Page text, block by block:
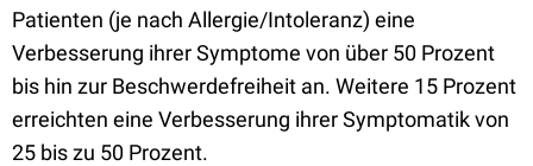
Patienten (je nach Allergie/Intoleranz) eine
Verbesserung ihrer Symptome von über 50 Prozent
bis hin zur Beschwerdefreiheit an. Weitere 15 Prozent
erreichten eine Verbesserung ihrer Symptomatik von
25 bis zu 50 Prozent.